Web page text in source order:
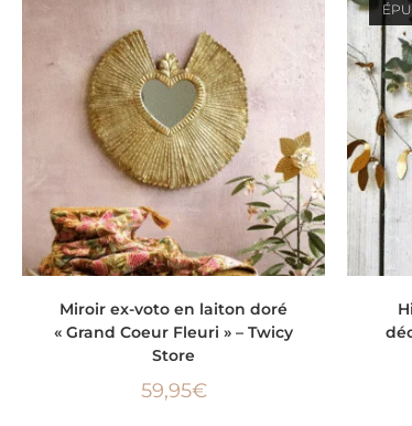
Miroir ex-voto en laiton doré
« Grand Coeur Fleuri » – Twicy
Store
59,95€